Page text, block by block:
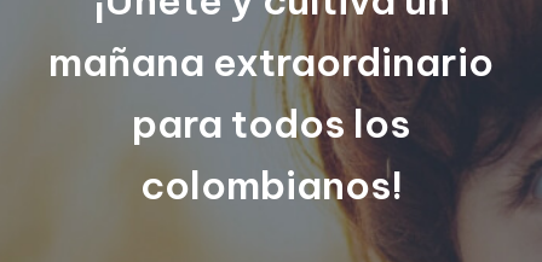
mañana extraordinario
para todos los
colombianos!